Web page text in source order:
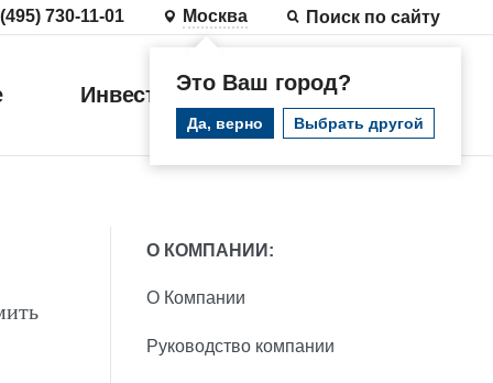
730-11-01 Москва
Это Ваш город?
Да, верно Выбрать другой
Поиск по сайту
Инвестиции
О КОМПАНИИ:
О Компании
Руководство компании